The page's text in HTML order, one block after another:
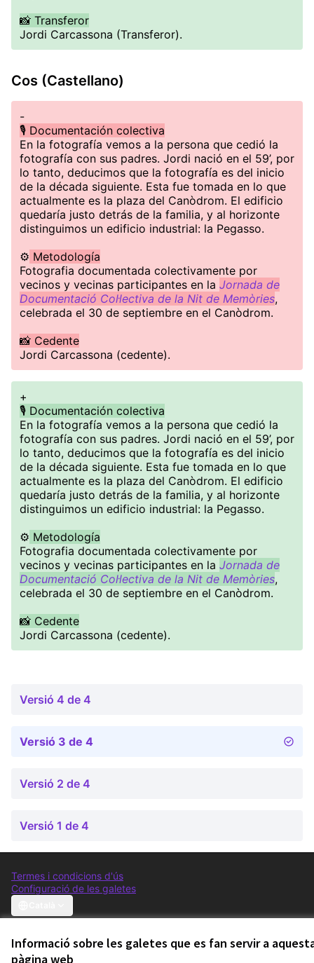
Informació sobre les galetes que es fan servir a
pàgina web
📸 Transferor
Jordi Carcassona (Transferor).
Cos (Castellano)
-
🎙️ Documentación colectiva
En la fotografía vemos a la persona que cedió la
fotografía con sus padres. Jordi nació en el 59’, por
lo tanto, deducimos que la fotografía es del inicio
de la década siguiente. Esta fue tomada en lo que
actualmente es la plaza del Canòdrom. El edificio
quedaría justo detrás de la familia, y al horizonte
distinguimos un edificio industrial: la Pegasso.
⚙️ Metodología
Fotografia documentada colectivamente por
vecinos y vecinas participantes en la Jornada de
Documentació Col·lectiva de la Nit de Memòries,
celebrada el 30 de septiembre en el Canòdrom.
📸 Cedente
Jordi Carcassona (cedente).
+
🎙️ Documentación colectiva
En la fotografía vemos a la persona que cedió la
fotografía con sus padres. Jordi nació en el 59’, por
lo tanto, deducimos que la fotografía es del inicio
de la década siguiente. Esta fue tomada en lo que
actualmente es la plaza del Canòdrom. El edificio
quedaría justo detrás de la familia, y al horizonte
distinguimos un edificio industrial: la Pegasso.
⚙️ Metodología
Fotografia documentada colectivamente por
vecinos y vecinas participantes en la Jornada de
Documentació Col·lectiva de la Nit de Memòries,
celebrada el 30 de septiembre en el Canòdrom.
📸 Cedente
Jordi Carcassona (cedente).
Versió 4 de 4
Versió 3 de 4
Versió 2 de 4
Versió 1 de 4
Termes i condicions d'ús
Configuració de les galetes
Comunitat Canòdrom a Facebook
(Link externo)
Comunitat Canòdrom a Instagram
(Link externo)
Comunitat Canòdrom a YouTube
(Link externo)